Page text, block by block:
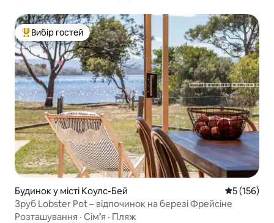
Топ вибір гостей
Вибір гостей
Будинок у місті Коулс-Бей Середня
5 (156)
Зруб Lobster Pot – відпочинок на березі Фрейсіне
Розташування · Сім’я · Пляж